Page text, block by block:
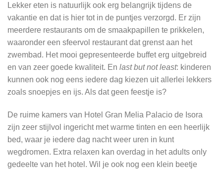
Lekker eten is natuurlijk ook erg belangrijk tijdens de
vakantie en dat is hier tot in de puntjes verzorgd. Er zijn
meerdere restaurants om de smaakpapillen te prikkelen,
waaronder een sfeervol restaurant dat grenst aan het
zwembad. Het mooi gepresenteerde buffet erg uitgebreid
en van zeer goede kwaliteit. En last but not least: kinderen
kunnen ook nog eens iedere dag kiezen uit allerlei lekkers
zoals snoepjes en ijs. Als dat geen feestje is?
De ruime kamers van Hotel Gran Melia Palacio de Isora
zijn zeer stijlvol ingericht met warme tinten en een heerlijk
bed, waar je iedere dag nacht weer uren in kunt
wegdromen. Extra relaxen kan overdag in het adults only
gedeelte van het hotel. Wil je ook nog een klein beetje